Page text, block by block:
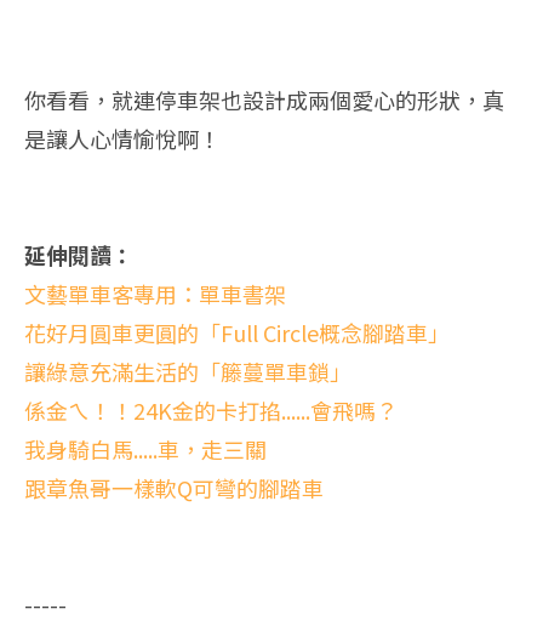
你看看，就連停車架也設計成兩個愛心的形狀，真
是讓人心情愉悅啊！
延伸閱讀：
文藝單車客專用：單車書架
花好月圓車更圓的「Full Circle概念腳踏車」
讓綠意充滿生活的「籐蔓單車鎖」
係金ㄟ！！24K金的卡打掐......會飛嗎？
我身騎白馬.....車，走三關
跟章魚哥一樣軟Q可彎的腳踏車
-----